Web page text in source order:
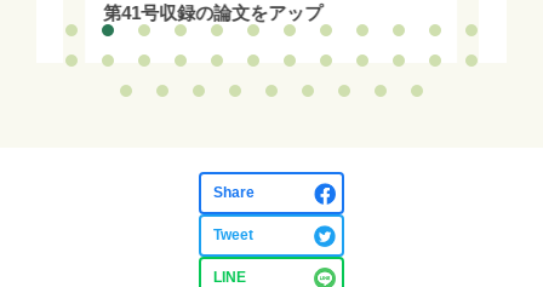
第41号収録の論文をアップ
Share
Tweet
LINE